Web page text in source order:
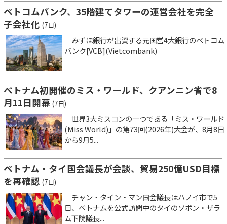
ベトコムバンク、35階建てタワーの運営会社を完全
子会社化 (7日)
みずほ銀行が出資する元国営4大銀行のベトコム
バンク[VCB](Vietcombank)
ベトナム初開催のミス・ワールド、クアンニン省で8
月11日開幕 (7日)
世界3大ミスコンの一つである「ミス・ワールド
(Miss World)」の第73回(2026年)大会が、8月8日
から9月5...
ベトナム・タイ国会議長が会談、貿易250億USD目標
を再確認 (7日)
チャン・タイン・マン国会議長はハノイ市で5
日、ベトナムを公式訪問中のタイのソポン・ザラ
ム下院議長...